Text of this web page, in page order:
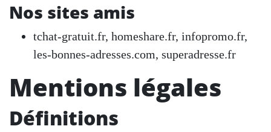
Nos sites amis
tchat-gratuit.fr, homeshare.fr, infopromo.fr,
les-bonnes-adresses.com, superadresse.fr
Mentions légales
Définitions